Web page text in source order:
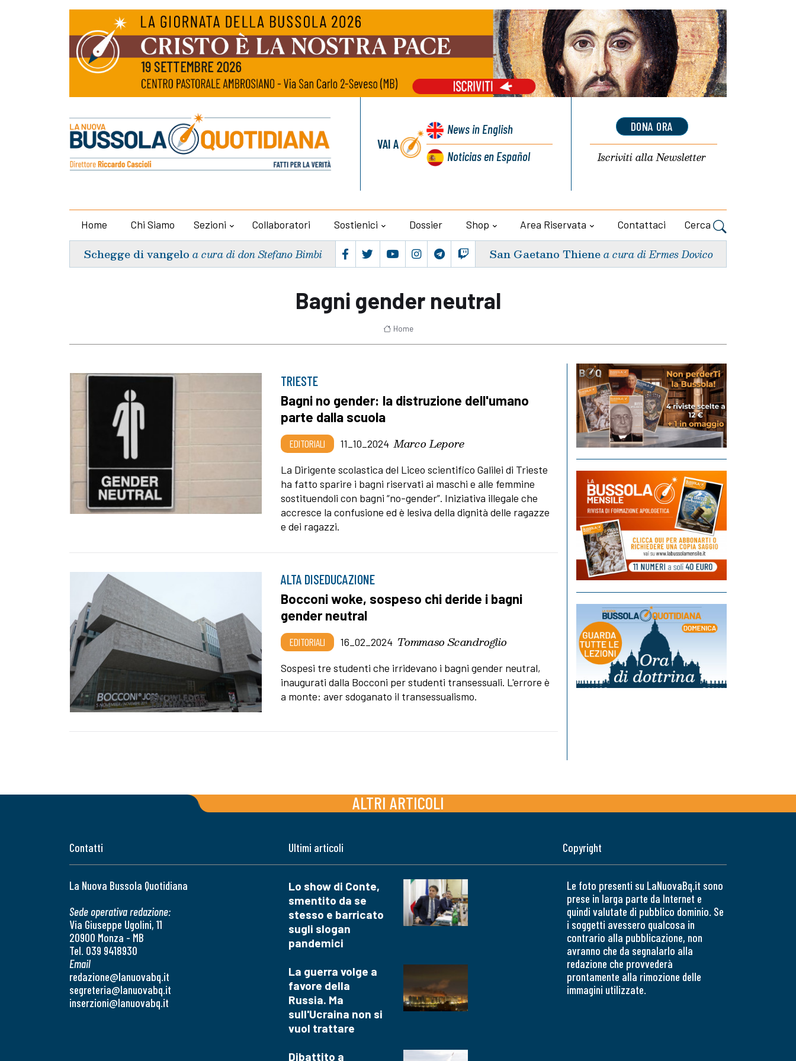
VAI A
Newsin English
Noticiasen Español
DONA ORA
Iscriviti allaNewsletter
Home Chi Siamo Sezioni Collaboratori Sostienici Dossier Shop Area Riservata Contattaci Cerca
Schegge di vangelo a cura di don Stefano Bimbi San Gaetano Thiene a cura di Ermes Dovico
Bagni gender neutral
Home
TRIESTE
Bagni no gender: la distruzione dell'umano
parte dalla scuola
EDITORIALI 11_10_2024 Marco Lepore
La Dirigente scolastica del Liceo scientifico Galilei di Trieste
ha fatto sparire i bagni riservati ai maschi e alle femmine
sostituendoli con bagni “no-gender”. Iniziativa illegale che
accresce la confusione ed è lesiva della dignità delle ragazze
e dei ragazzi.
ALTA DISEDUCAZIONE
Bocconi woke, sospeso chi deride i bagni
gender neutral
EDITORIALI 16_02_2024 Tommaso Scandroglio
Sospesi tre studenti che irridevano i bagni gender neutral,
inaugurati dalla Bocconi per studenti transessuali. L'errore è
a monte: aver sdoganato il transessualismo.
ALTRI ARTICOLI
Contatti
La Nuova Bussola Quotidiana
Sede operativa redazione:
Via Giuseppe Ugolini, 11
20900 Monza - MB
Tel. 039 9418930
Email
redazione@lanuovabq.it
segreteria@lanuovabq.it
inserzioni@lanuovabq.it
Ultimi articoli
Lo show di Conte,
smentito da se
stesso e barricato
sugli slogan
pandemici
La guerra volge a
favore della
Russia. Ma
sull'Ucraina non si
vuol trattare
Dibattito a
Copyright
Le foto presenti su LaNuovaBq.it sono
prese in larga parte da Internet e
quindi valutate di pubblico dominio. Se
i soggetti avessero qualcosa in
contrario alla pubblicazione, non
avranno che da segnalarlo alla
redazione che provvederà
prontamente alla rimozione delle
immagini utilizzate.